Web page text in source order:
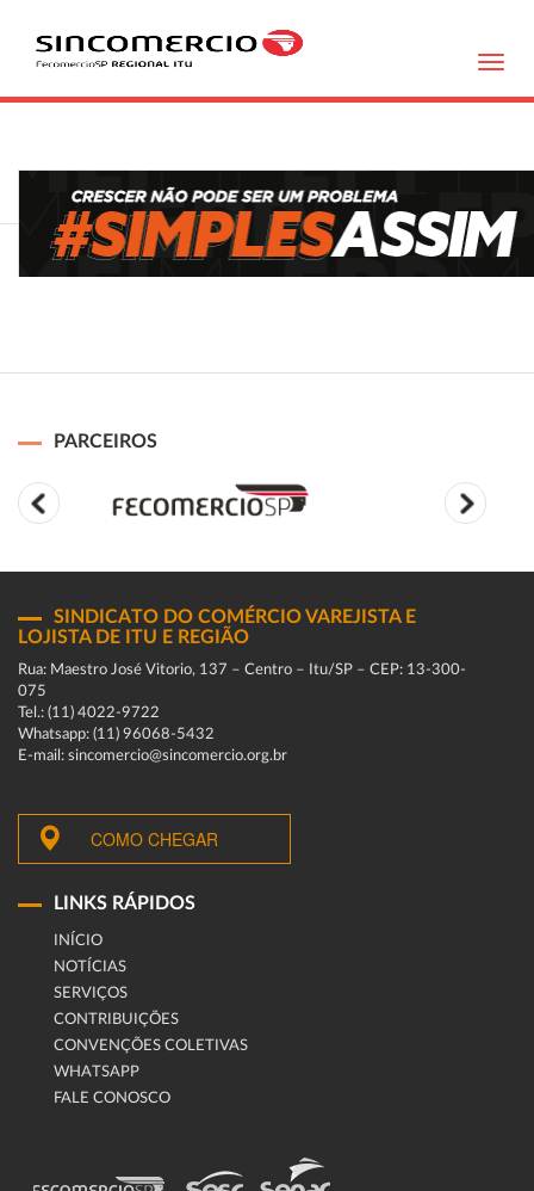
PARCEIROS
SINDICATO DO COMÉRCIO VAREJISTA E
LOJISTA DE ITU E REGIÃO
Rua: Maestro José Vitorio, 137 – Centro – Itu/SP – CEP: 13-300-
075
Tel.: (11) 4022-9722
Whatsapp: (11) 96068-5432
E-mail: sincomercio@sincomercio.org.br
COMO CHEGAR
LINKS RÁPIDOS
INÍCIO
NOTÍCIAS
SERVIÇOS
CONTRIBUIÇÕES
CONVENÇÕES COLETIVAS
WHATSAPP
FALE CONOSCO